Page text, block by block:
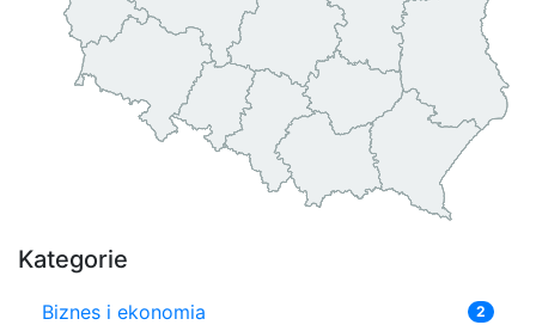
Kategorie
Biznes i ekonomia 2